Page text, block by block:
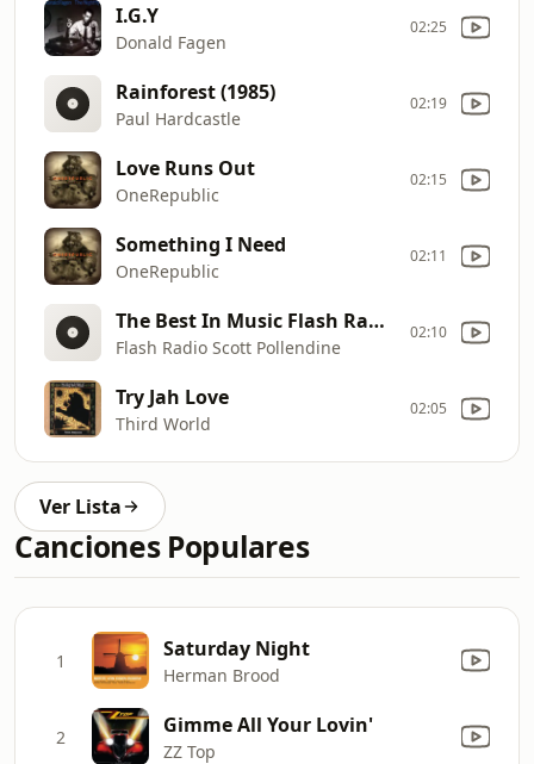
I.G.Y
Donald Fagen
02:25
Rainforest (1985)
Paul Hardcastle
02:19
Love Runs Out
OneRepublic
02:15
Something I Need
OneRepublic
02:11
The Best In Music Flash Radio
Flash Radio Scott Pollendine
02:10
Try Jah Love
Third World
02:05
Ver Lista
Canciones Populares
1 Saturday Night
Herman Brood
2 Gimme All Your Lovin'
ZZ Top